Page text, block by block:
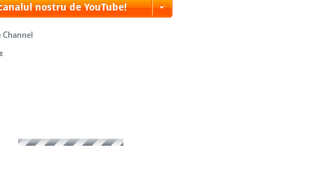
nostru de YouTube!
Channel